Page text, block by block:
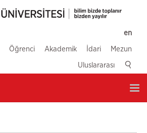
en
Öğrenci Akademik İdari Mezun
Uluslararası